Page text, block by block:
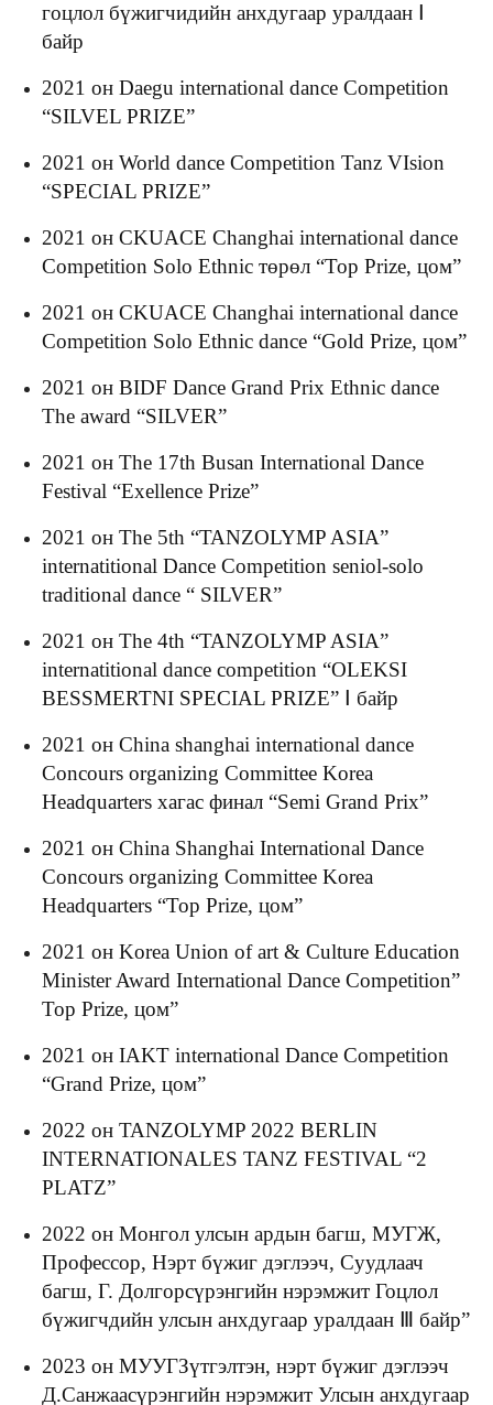
гоцлол бүжигчидийн анхдугаар уралдаан Ⅰ
байр
2021 он Daegu international dance Competition
“SILVEL PRIZE”
2021 он World dance Competition Tanz VIsion
“SPECIAL PRIZE”
2021 он CKUACE Changhai international dance
Competition Solo Ethnic төрөл “Top Prize, цом”
2021 он CKUACE Changhai international dance
Competition Solo Ethnic dance “Gold Prize, цом”
2021 он BIDF Dance Grand Prix Ethnic dance
The award “SILVER”
2021 он The 17th Busan International Dance
Festival “Exellence Prize”
2021 он The 5th “TANZOLYMP ASIA”
internatitional Dance Competition seniol-solo
traditional dance “ SILVER”
2021 он The 4th “TANZOLYMP ASIA”
internatitional dance competition “OLEKSI
BESSMERTNI SPECIAL PRIZE” Ⅰ байр
2021 он China shanghai international dance
Concours organizing Committee Korea
Headquarters хагас финал “Semi Grand Prix”
2021 он China Shanghai International Dance
Concours organizing Committee Korea
Headquarters “Top Prize, цом”
2021 он Korea Union of art & Culture Education
Minister Award International Dance Competition”
Top Prize, цом”
2021 он IAKT international Dance Competition
“Grand Prize, цом”
2022 он TANZOLYMP 2022 BERLIN
INTERNATIONALES TANZ FESTIVAL “2
PLATZ”
2022 он Монгол улсын ардын багш, МУГЖ,
Профессор, Нэрт бүжиг дэглээч, Суудлаач
багш, Г. Долгорсүрэнгийн нэрэмжит Гоцлол
бүжигчдийн улсын анхдугаар уралдаан Ⅲ байр”
2023 он МУУГЗүтгэлтэн, нэрт бүжиг дэглээч
Д.Санжаасүрэнгийн нэрэмжит Улсын анхдугаар